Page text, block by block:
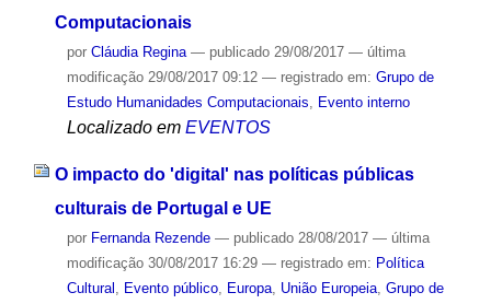
Computacionais
por Cláudia Regina — publicado29/08/2017 — última
modificação29/08/2017 09:12 — registrado em: Grupo de
Estudo Humanidades Computacionais, Evento interno
Localizado em EVENTOS
O impacto do 'digital' nas políticas públicas
culturais de Portugal e UE
por Fernanda Rezende — publicado28/08/2017 — última
modificação30/08/2017 16:29 — registrado em: Política
Cultural , Evento público, Europa, União Europeia, Grupo de